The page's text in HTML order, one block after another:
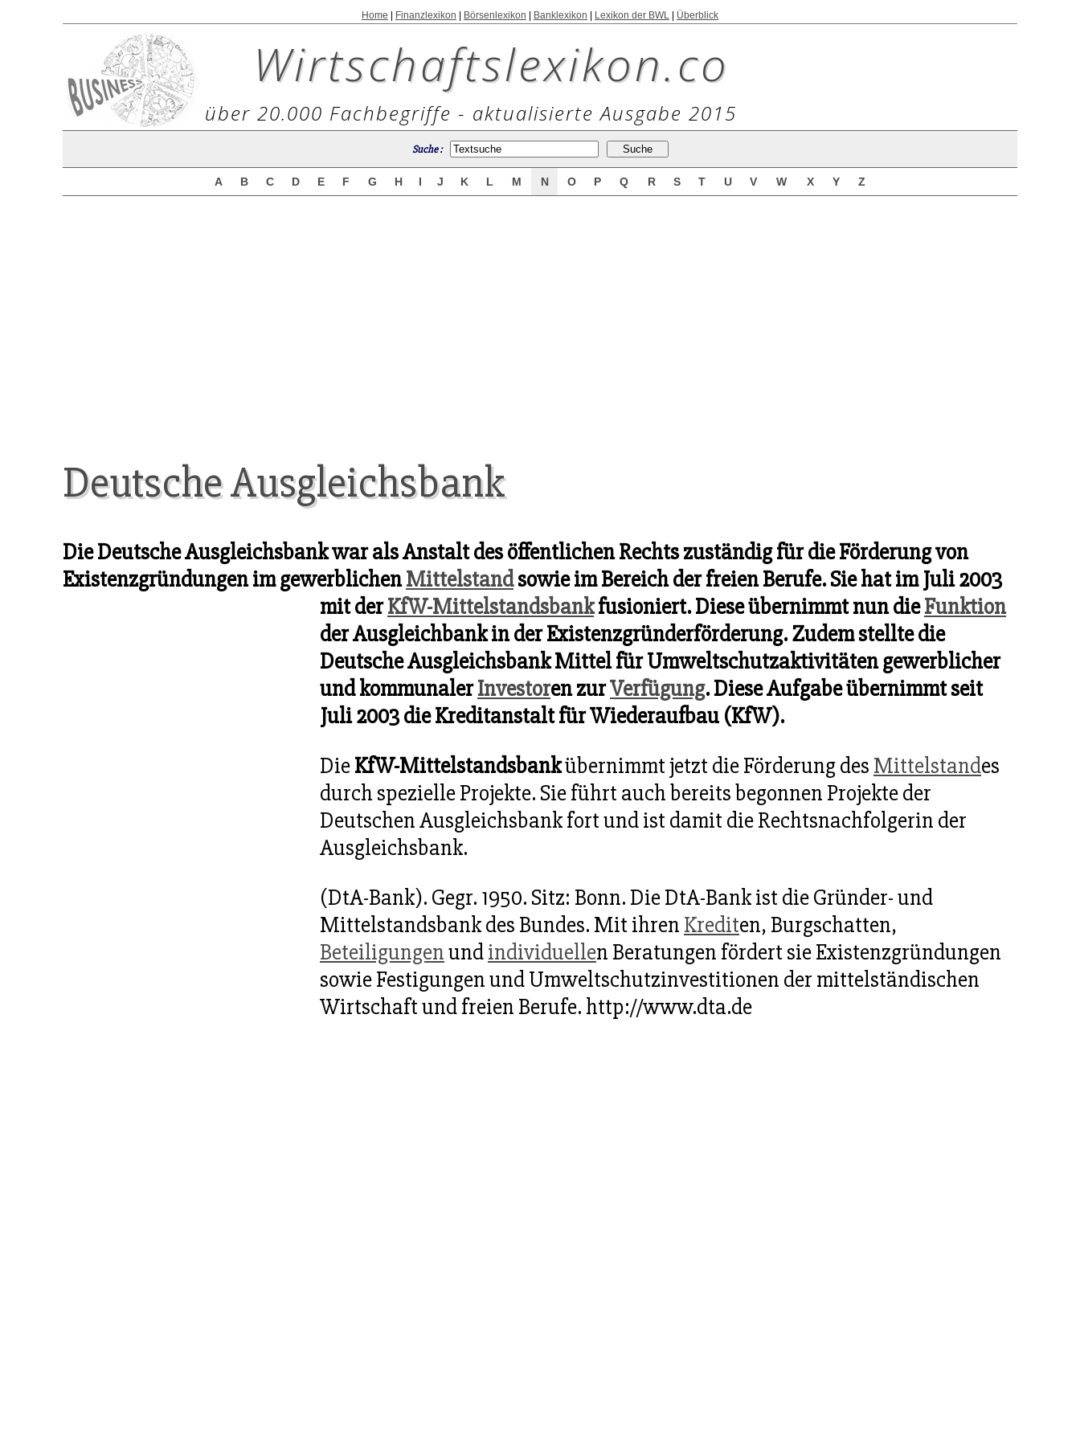
Home Finanzlexikon Börsenlexikon Banklexikon Lexikon der BWL Überblick
Wirtschaftslexikon.co
über 20.000 Fachbegriffe - aktualisierte Ausgabe 2015
Suche :
A B C D E F G H I J K L M N O P Q R S T U V W X Y Z
Deutsche Ausgleichsbank
Die Deutsche Ausgleichsbank war als Anstalt des öffentlichen Rechts zuständig für die Förderung von
Existenzgründungen im gewerblichenMittelstandsowie im Bereich der freien Berufe. Sie hat im Juli 2003
mit derKfW-Mittelstandsbankfusioniert. Diese übernimmt nun dieFunktion
der Ausgleichbank in der Existenzgründerförderung. Zudem stellte die
Deutsche Ausgleichsbank Mittel für Umweltschutzaktivitäten gewerblicher
und kommunalerInvestoren zurVerfügung. Diese Aufgabe übernimmt seit
Juli 2003 die Kreditanstalt für Wiederaufbau (KfW).
DieKfW-Mittelstandsbankübernimmt jetzt die Förderung des Mittelstandes
durch spezielle Projekte. Sie führt auch bereits begonnen Projekte der
Deutschen Ausgleichsbank fort und ist damit die Rechtsnachfolgerin der
Ausgleichsbank.
(DtA-Bank). Gegr. 1950. Sitz: Bonn. Die DtA-Bank ist die Gründer- und
Mittelstandsbank des Bundes. Mit ihren Krediten, Burgschatten,
Beteiligungenundindividuellen Beratungen fördert sie Existenzgründungen
sowie Festigungen und Umweltschutzinvestitionen der mittelständischen
Wirtschaft und freien Berufe. http://www.dta.de